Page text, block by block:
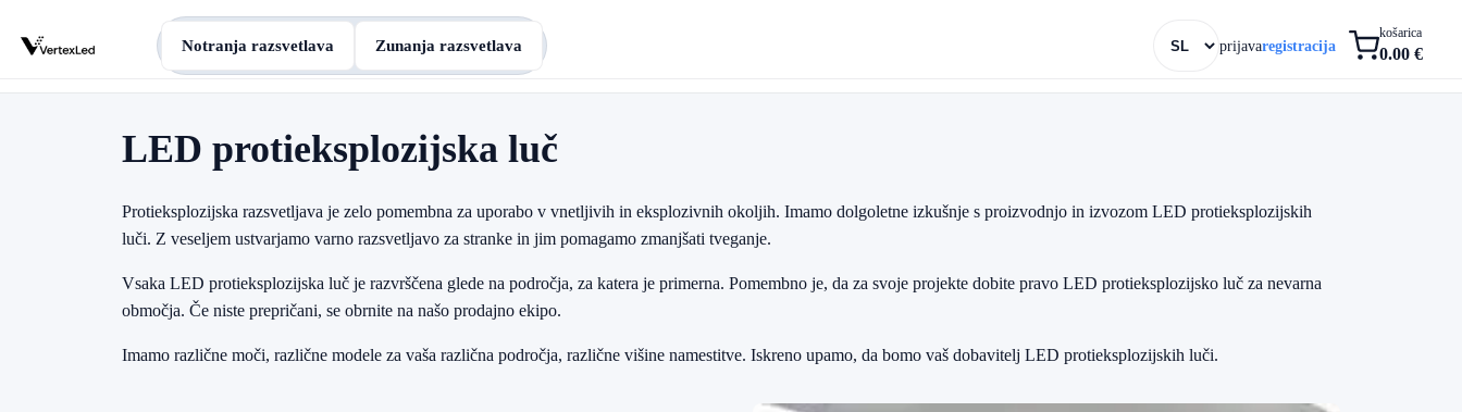
Notranja razsvetlava Zunanja razsvetlava prijavaregistracija
košarica
0.00 €
LED protieksplozijska luč
Protieksplozijska razsvetljava je zelo pomembna za uporabo v vnetljivih in eksplozivnih okoljih. Imamo dolgoletne izkušnje s proizvodnjo in izvozom LED protieksplozijskih
luči. Z veseljem ustvarjamo varno razsvetljavo za stranke in jim pomagamo zmanjšati tveganje.
Vsaka LED protieksplozijska luč je razvrščena glede na področja, za katera je primerna. Pomembno je, da za svoje projekte dobite pravo LED protieksplozijsko luč za nevarna
območja. Če niste prepričani, se obrnite na našo prodajno ekipo.
Imamo različne moči, različne modele za vaša različna področja, različne višine namestitve. Iskreno upamo, da bomo vaš dobavitelj LED protieksplozijskih luči.